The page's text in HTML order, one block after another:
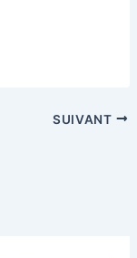
SUIVANT